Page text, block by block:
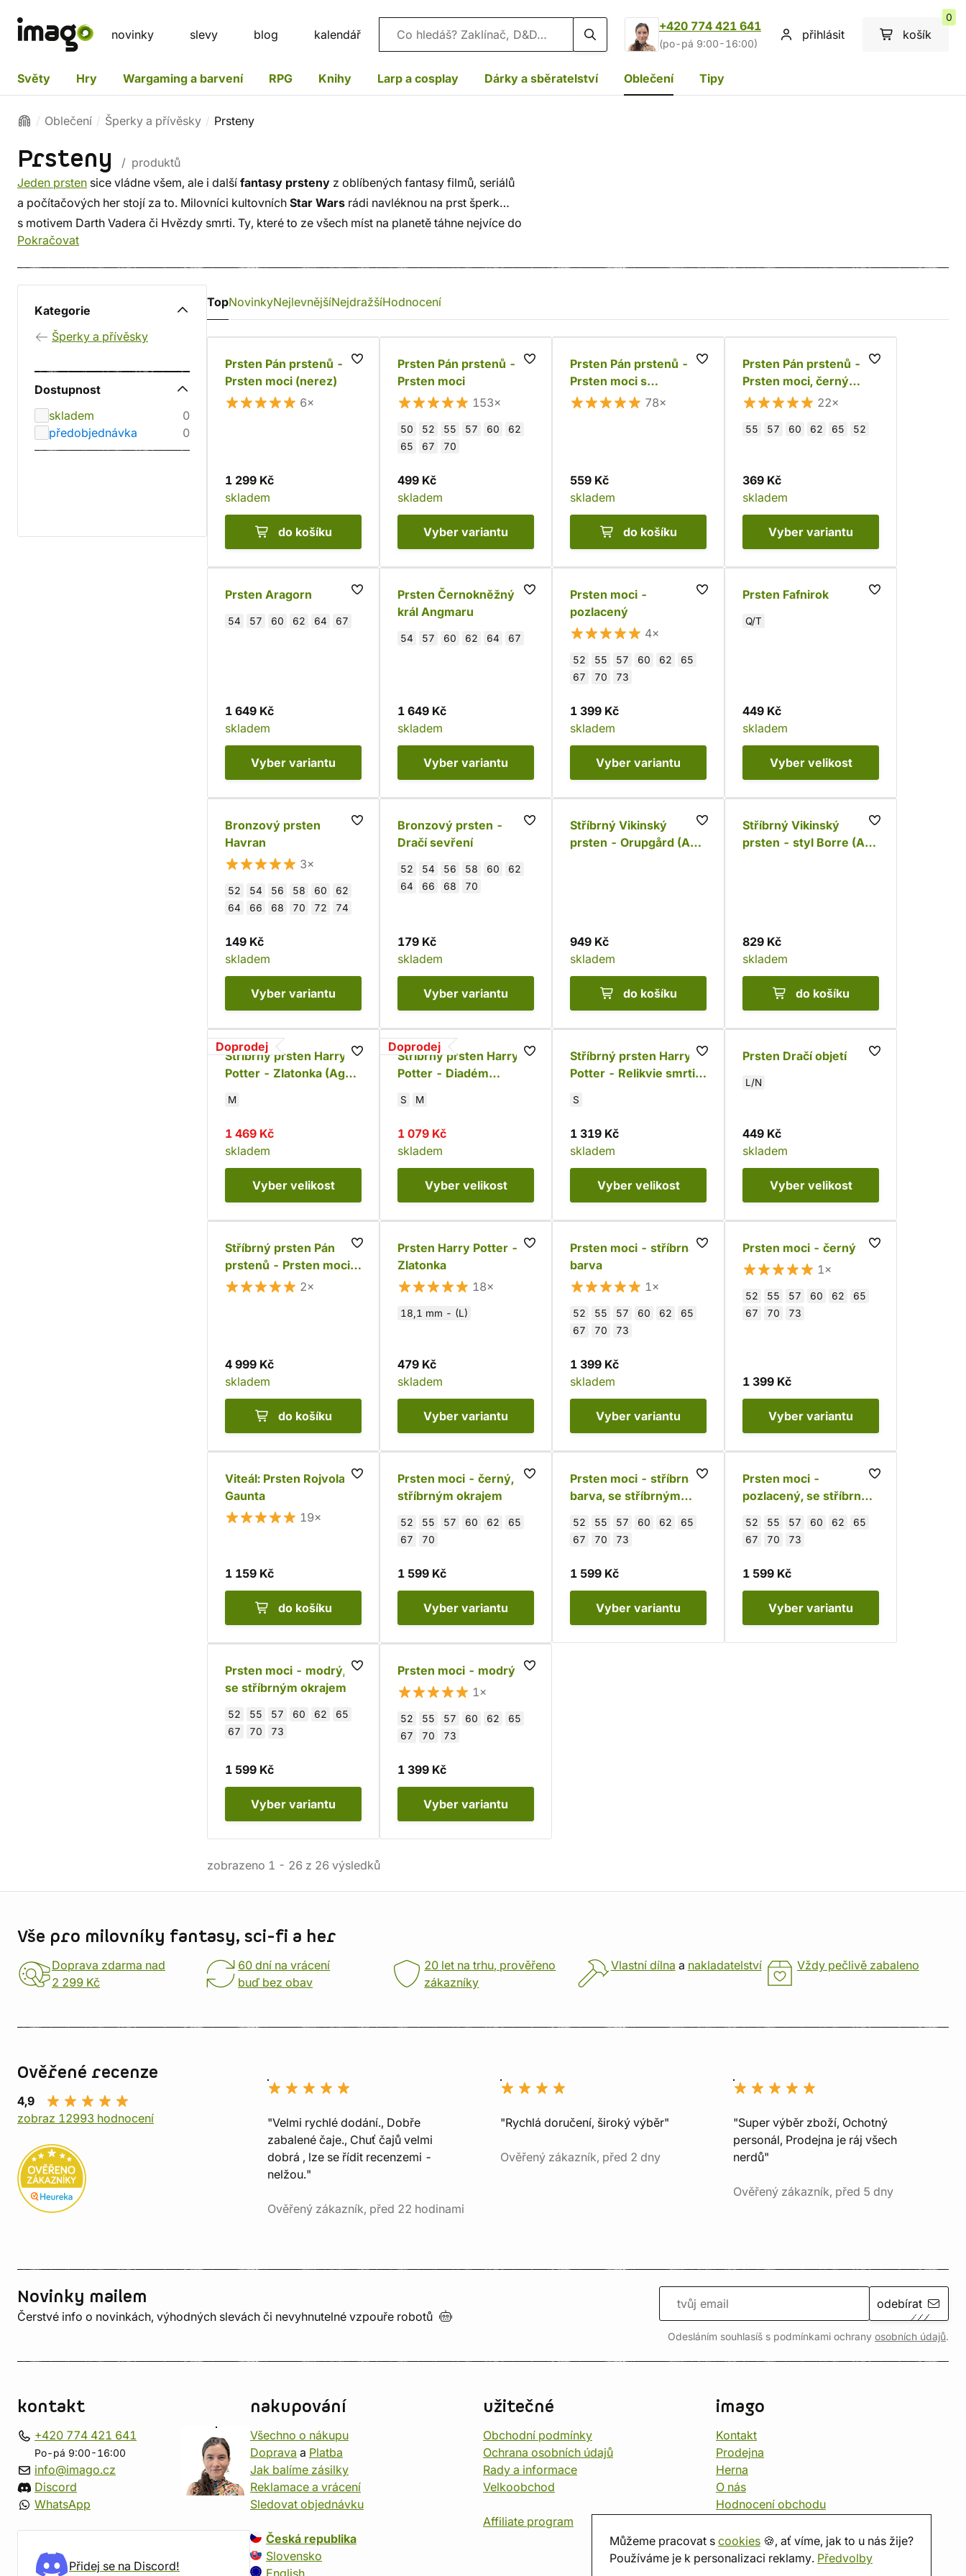
novinky slevy blog kalendář Vyhledávání
+420 774 421 641
(po-pá 9:00-16:00)
přihlásit košík
0
Světy Hry Wargaming a barvení RPG Knihy Larp a cosplay Dárky a sběratelství Oblečení Tipy
Oblečení Šperky a přívěsky Prsteny
Prsteny
/ produktů
Jeden prsten sice vládne všem, ale i další fantasy prsteny z oblíbených fantasy filmů, seriálů
a počítačových her stojí za to. Milovníci kultovních Star Wars rádi navléknou na prst šperk
s motivem Darth Vadera či Hvězdy smrti. Ty, které to ze všech míst na planetě táhne nejvíce do
Bradavic, jistě potěší kouzelné
Pokračovat
Kategorie
Šperky a přívěsky
Dostupnost
skladem
0
předobjednávka
0
TopNovinkyNejlevnějšíNejdražšíHodnocení
Prsten Pán prstenů -
Prsten moci (nerez)
6×
1 299 Kč
skladem
do košíku
Prsten Pán prstenů -
Prsten moci
153×
50 52 55 57 60
62
65
67 70
499 Kč
skladem
Vyber variantu
Prsten Pán prstenů -
Prsten moci s
přívěskem
78×
559 Kč
skladem
do košíku
Prsten Pán prstenů -
Prsten moci, černý
(nerez)
22×
55 57 60 62 65 52
369 Kč
skladem
Vyber variantu
Prsten Aragorn
54 57 60 62 64 67
1 649 Kč
skladem
Vyber variantu
Prsten Černokněžný
král Angmaru
54 57 60 62 64 67
1 649 Kč
skladem
Vyber variantu
Prsten moci -
pozlacený
4×
52 55 57 60 62
65
67
70 73
1 399 Kč
skladem
Vyber variantu
Prsten Fafnirok
Q/T
449 Kč
skladem
Vyber velikost
Bronzový prsten
Havran
3×
52 54 56 58 60
62
64
66 68 70 72 74
149 Kč
skladem
Vyber variantu
Bronzový prsten -
Dračí sevření
52 54 56 58 60
62
64
66 68 70
179 Kč
skladem
Vyber variantu
Stříbrný Vikinský
prsten - Orupgård (Ag
949 Kč
skladem
do košíku
Stříbrný Vikinský
prsten - styl Borre (Ag
829 Kč
skladem
do košíku
Doprodej
Stříbrný prsten Harry
Potter - Zlatonka (Ag
M
1 469 Kč
skladem
Vyber velikost
Doprodej
Stříbrný prsten Harry
Potter - Diadém
(Ag 925)
S M
1 079 Kč
skladem
Vyber velikost
Stříbrný prsten Harry
Potter - Relikvie smrti s
S
1 319 Kč
skladem
Vyber velikost
Prsten Dračí objetí
L/N
449 Kč
skladem
Vyber velikost
Stříbrný prsten Pán
prstenů - Prsten moci
De Luxe (Ag 925)
2×
4 999 Kč
skladem
do košíku
Prsten Harry Potter -
Zlatonka
18×
18,1 mm - (L)
479 Kč
skladem
Vyber variantu
Prsten moci - stříbrná
barva
1×
52 55 57 60 62
65
67
70 73
1 399 Kč
skladem
Vyber variantu
Prsten moci - černý
1×
52 55 57 60 62
65
67
70 73
1 399 Kč
Vyber variantu
Viteál: Prsten Rojvola
Gaunta
19×
1 159 Kč
do košíku
Prsten moci - černý, se
stříbrným okrajem
52 55 57 60 62
65
67
70
1 599 Kč
Vyber variantu
Prsten moci - stříbrná
barva, se stříbrným
52 55 57 60 62
65
67
70 73
1 599 Kč
Vyber variantu
Prsten moci -
pozlacený, se stříbrným
52 55 57 60 62
65
67
70 73
1 599 Kč
Vyber variantu
Prsten moci - modrý,
se stříbrným okrajem
52 55 57 60 62
65
67
70 73
1 599 Kč
Vyber variantu
Prsten moci - modrý
1×
52 55 57 60 62
65
67
70 73
1 399 Kč
Vyber variantu
zobrazeno 1 - 26 z 26 výsledků
Můžeme pracovat s cookies 🍪, ať víme, jak to u nás žije?
Používáme je k personalizaci reklamy. Předvolby
Vše pro milovníky fantasy, sci-fi a her
Doprava zdarma nad
2 299 Kč
60 dní na vrácení
buď bez obav
20 let na trhu, prověřeno
zákazníky
Vlastní dílna a nakladatelství Vždy pečlivě zabaleno
Ověřené recenze
4,9
zobraz 12993 hodnocení
"Velmi rychlé dodání., Dobře
zabalené čaje., Chuť čajů velmi
dobrá , lze se řídit recenzemi -
nelžou."
Ověřený zákazník, před 22 hodinami
"Rychlá doručení, široký výběr"
Ověřený zákazník, před 2 dny
"Super výběr zboží, Ochotný
personál, Prodejna je ráj všech
nerdů"
Ověřený zákazník, před 5 dny
Novinky mailem
Čerstvé info o novinkách, výhodných slevách či nevyhnutelné vzpouře robotů
odebírat
Odesláním souhlasíš s podmínkami ochrany osobních údajů.
kontakt
+420 774 421 641
Po-pá 9:00-16:00
info@imago.cz
Discord
WhatsApp
Přidej se na Discord!
nakupování
Všechno o nákupu
Doprava a Platba
Jak balíme zásilky
Reklamace a vrácení
Sledovat objednávku
Česká republika
Slovensko
English
užitečné
Obchodní podmínky
Ochrana osobních údajů
Rady a informace
Velkoobchod
Affiliate program
imago
Kontakt
Prodejna
Herna
O nás
Hodnocení obchodu
Kalendář
imago.blog